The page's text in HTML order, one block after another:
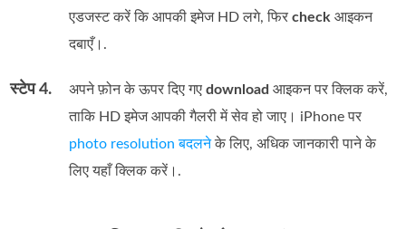
एडजस्ट करें कि आपकी इमेज HD लगे, फिरcheck आइकन
दबाएँ।.
स्टेप 4. अपने फ़ोन के ऊपर दिए गएdownload आइकन पर क्लिक करें,
ताकि HD इमेज आपकी गैलरी में सेव हो जाए। iPhone पर
photo resolution बदलनेके लिए, अधिक जानकारी पाने के
लिए यहाँ क्लिक करें।.